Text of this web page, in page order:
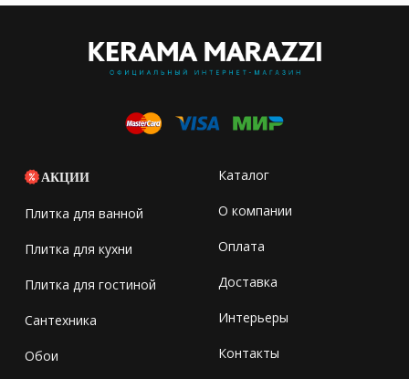
АКЦИИ
Плитка для ванной
Плитка для кухни
Плитка для гостиной
Сантехника
Обои
Каталог
О компании
Оплата
Доставка
Интерьеры
Контакты